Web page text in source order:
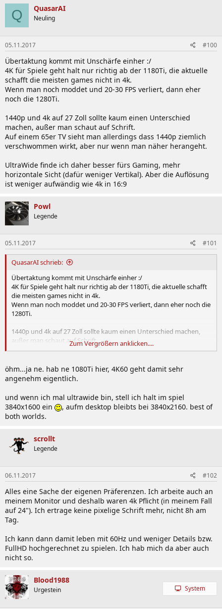
Q QuasarAI
Neuling
05.11.2017 #100
Übertaktung kommt mit Unschärfe einher :/
4K für Spiele geht halt nur richtig ab der 1180Ti, die aktuelle
schafft die meisten games nicht in 4k.
Wenn man noch moddet und 20-30 FPS verliert, dann eher
noch die 1280Ti.
1440p und 4k auf 27 Zoll sollte kaum einen Unterschied
machen, außer man schaut auf Schrift.
Auf einem 65er TV sieht man allerdings dass 1440p ziemlich
verschwommen wirkt, aber nur wenn man näher herangeht.
UltraWide finde ich daher besser fürs Gaming, mehr
horizontale Sicht (dafür weniger Vertikal). Aber die Auflösung
ist weniger aufwändig wie 4k in 16:9
Powl
Legende
05.11.2017 #101
QuasarAI schrieb:
Übertaktung kommt mit Unschärfe einher :/
4K für Spiele geht halt nur richtig ab der 1180Ti, die aktuelle schafft
die meisten games nicht in 4k.
Wenn man noch moddet und 20-30 FPS verliert, dann eher noch die
1280Ti.
1440p und 4k auf 27 Zoll sollte kaum einen Unterschied machen,
außer man schaut auf Schrift.
Auf einem 65er TV sieht man allerdings dass 1440p ziemlich
UltraWide finde ich daher besser fürs Gaming, mehr horizontale
Sicht (dafür weniger Vertikal). Aber die Auflösung ist weniger
aufwändig wie 4k in 16:9
Zum Vergrößern anklicken....
öhm...ja ne. hab ne 1080Ti hier, 4K60 geht damit sehr
angenehm eigentlich.
und wenn ich mal ultrawide bin, stell ich halt im spiel
3840x1600 ein
, aufm desktop bleibts bei 3840x2160. best of
both worlds.
scrollt
Legende
06.11.2017 #102
Alles eine Sache der eigenen Präferenzen. Ich arbeite auch an
meinem Monitor und deshalb waren 4k Pflicht (in meinem Fall
auf 24"). Ich ertrage keine pixelige Schrift mehr, nicht 8h am
Tag.
Ich kann dann damit leben mit 60Hz und weniger Details bzw.
FullHD hochgerechnet zu spielen. Ich hab mich da aber auch
nicht so.
Blood1988
Urgestein System